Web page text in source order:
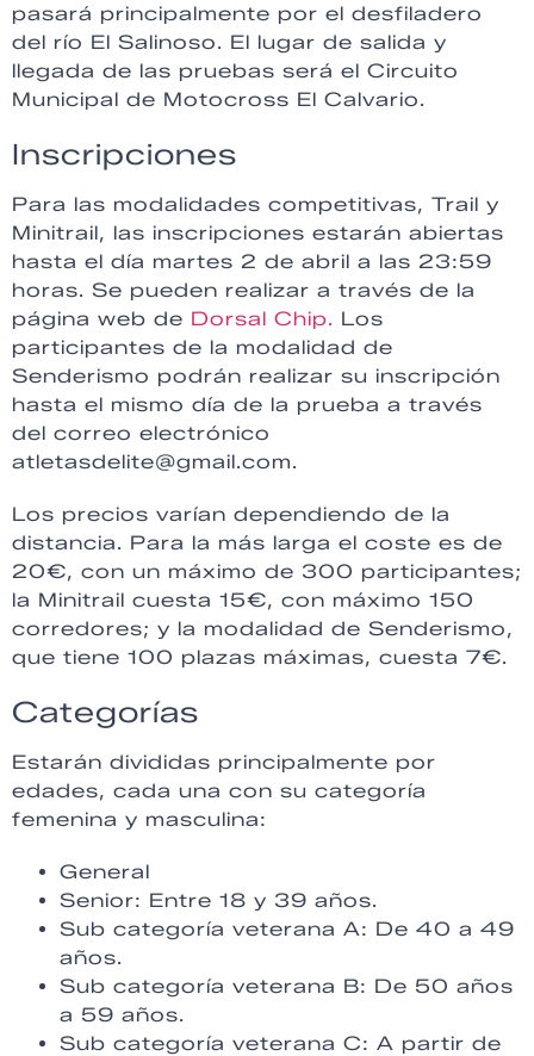
pasará principalmente por el desfiladero
del río El Salinoso. El lugar de salida y
llegada de las pruebas será el Circuito
Municipal de Motocross El Calvario.
Inscripciones
Para las modalidades competitivas, Trail y
Minitrail, las inscripciones estarán abiertas
hasta el día martes 2 de abril a las 23:59
horas. Se pueden realizar a través de la
página web de Dorsal Chip. Los
participantes de la modalidad de
Senderismo podrán realizar su inscripción
hasta el mismo día de la prueba a través
del correo electrónico
atletasdelite@gmail.com.
Los precios varían dependiendo de la
distancia. Para la más larga el coste es de
20€, con un máximo de 300 participantes;
la Minitrail cuesta 15€, con máximo 150
corredores; y la modalidad de Senderismo,
que tiene 100 plazas máximas, cuesta 7€.
Categorías
Estarán divididas principalmente por
edades, cada una con su categoría
femenina y masculina:
General
Senior: Entre 18 y 39 años.
Sub categoría veterana A: De 40 a 49
años.
Sub categoría veterana B: De 50 años
a 59 años.
Sub categoría veterana C: A partir de